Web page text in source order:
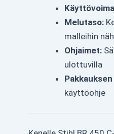
Melutaso:
malleihin
Ohjaimet:
ulottuvilla
käyttöohje